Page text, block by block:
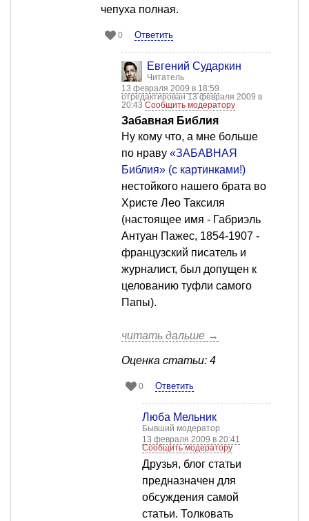
чепуха полная.
0 Ответить
Евгений Сударкин
Читатель
13 февраля 2009 в 18:59
отредактирован 13 февраля 2009 в
20:43 Сообщить модератору
Забавная Библия
Ну кому что, а мне больше
по нраву «ЗАБАВНАЯ
Библия» (с картинками!)
нестойкого нашего брата во
Христе Лео Таксиля
(настоящее имя - Габриэль
Антуан Пажес, 1854-1907 -
французский писатель и
журналист, был допущен к
целованию туфли самого
Папы).
читать дальше →
Оценка статьи: 4
0 Ответить
Люба Мельник
Бывший модератор
13 февраля 2009 в 20:41
Сообщить модератору
Друзья, блог статьи
предназначен для
обсуждения самой
статьи. Толковать